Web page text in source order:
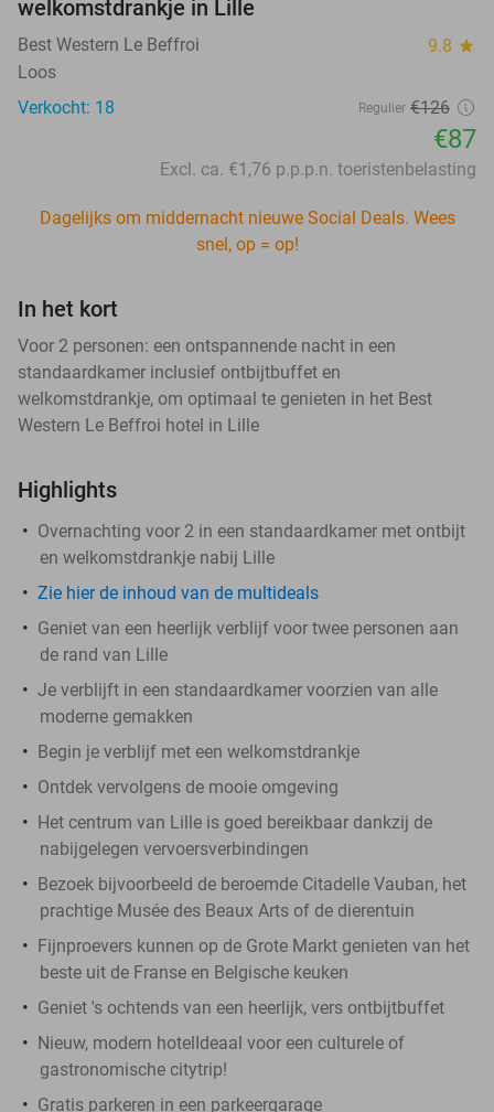
welkomstdrankje in Lille
Best Western Le Beffroi 9.8 star
Loos
Verkocht: 18
Regulier €126
€87
Excl. ca. €1,76 p.p.p.n. toeristenbelasting
Dagelijks om middernacht nieuwe Social Deals. Wees
snel, op = op!
In het kort
Voor 2 personen: een ontspannende nacht in een
standaardkamer inclusief ontbijtbuffet en
welkomstdrankje, om optimaal te genieten in het Best
Western Le Beffroi hotel in Lille
Highlights
Overnachting voor 2 in een standaardkamer met ontbijt
en welkomstdrankje nabij Lille
Zie hier de inhoud van de multideals
Geniet van een heerlijk verblijf voor twee personen aan
de rand van Lille
Je verblijft in een standaardkamer voorzien van alle
moderne gemakken
Begin je verblijf met een welkomstdrankje
Ontdek vervolgens de mooie omgeving
Het centrum van Lille is goed bereikbaar dankzij de
nabijgelegen vervoersverbindingen
Bezoek bijvoorbeeld de beroemde Citadelle Vauban, het
prachtige Musée des Beaux Arts of de dierentuin
Fijnproevers kunnen op de Grote Markt genieten van het
beste uit de Franse en Belgische keuken
Geniet 's ochtends van een heerlijk, vers ontbijtbuffet
Nieuw, modern hotelIdeaal voor een culturele of
gastronomische citytrip!
Gratis parkeren in een parkeergarage